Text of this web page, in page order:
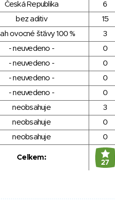
Česká Republika
6
bez aditiv
15
ovocné šťávy 100 %
3
- neuvedeno -
0
- neuvedeno -
0
- neuvedeno -
0
- neuvedeno -
0
neobsahuje
3
neobsahuje
0
neobsahuje 0
Celkem:
27